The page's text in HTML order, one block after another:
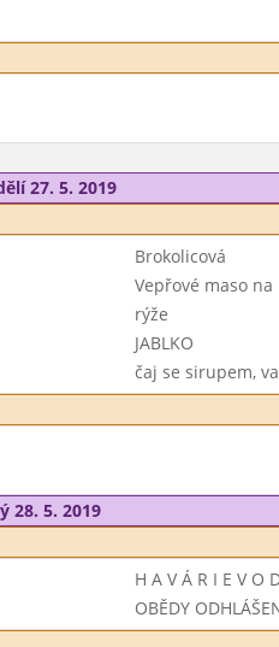
27. 5. 2019
Brokolicová
Vepřové maso
rýže
JABLKO
čaj se sirupem,
28. 5. 2019
H A V Á R I E V O
OBĚDY